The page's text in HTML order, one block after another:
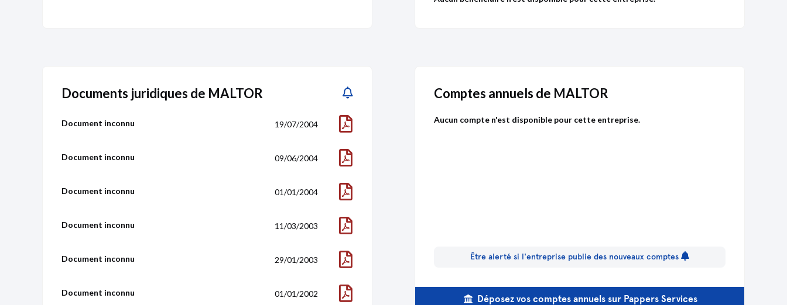
Documents juridiques de MALTOR
Document inconnu 19/07/2004
Document inconnu 09/06/2004
Document inconnu 01/01/2004
Document inconnu 11/03/2003
Document inconnu 29/01/2003
Document inconnu 01/01/2002
Comptes annuels de MALTOR
Aucun compte n'est disponible pour cette entreprise.
Être alerté si l'entreprise publie des nouveaux comptes
Déposez vos comptes annuels sur Pappers Services